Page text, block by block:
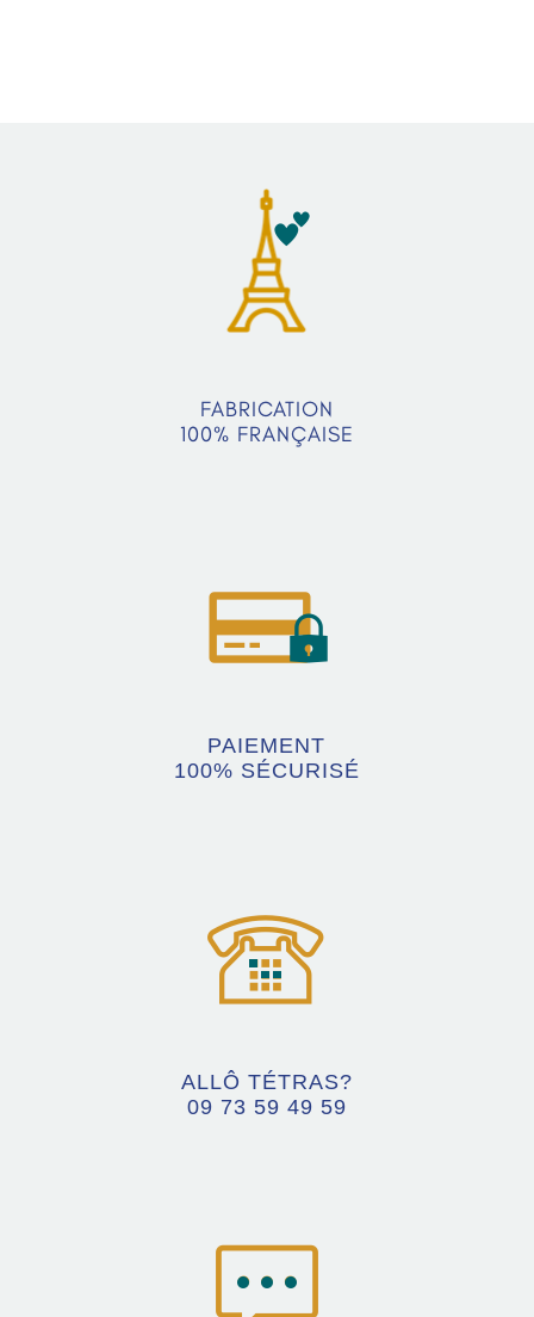
FABRICATION
100% FRANÇAISE
PAIEMENT
100% SÉCURISÉ
ALLÔ TÉTRAS?
09 73 59 49 59